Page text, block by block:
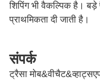
शिपिंग भी वैकल्पिक है। बड़े
प्राथमिकता दी जाती है।
संपर्क
ट्रैसा